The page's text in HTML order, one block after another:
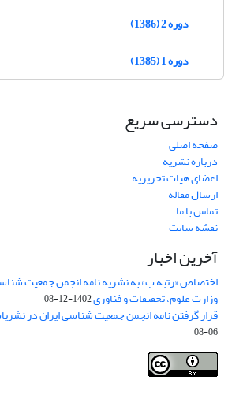
دوره 2 (1386)
دوره 1 (1385)
دسترسی سریع
صفحه اصلی
درباره نشریه
اعضای هیات تحریریه
ارسال مقاله
تماس با ما
نقشه سایت
آخرین اخبار
اختصاص «رتبه ب» به نشریه نامه انجمن جمعیت
وزارت علوم، تحقیقات و فناوری1402-12-08
قرار گرفتن نامه انجمن جمعیت شناسی ایران در
06-08